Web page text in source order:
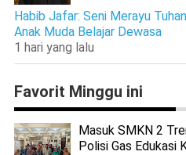
Habib Jafar: Seni Merayu
Anak Muda Belajar Dewasa
1 hari yang lalu
Favorit Minggu ini
Masuk SMKN 2
Polisi Gas Edukasi